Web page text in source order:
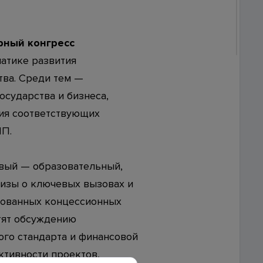
конгресс
развития
Среди тем —
и бизнеса,
соответствующих
— образовательный,
о ключевых вызовах и
концессионных
обсуждению
стандарта и финансовой
проектов,
ссылка на сайт